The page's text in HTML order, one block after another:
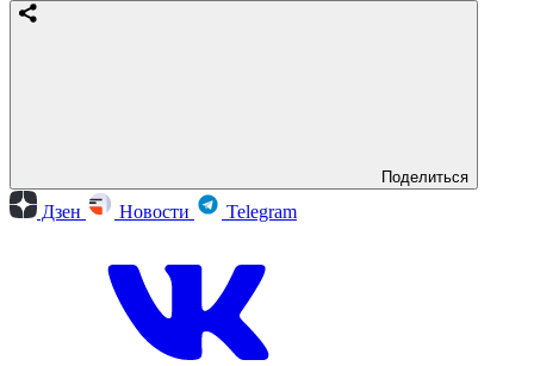
Поделиться
Дзен Новости Telegram